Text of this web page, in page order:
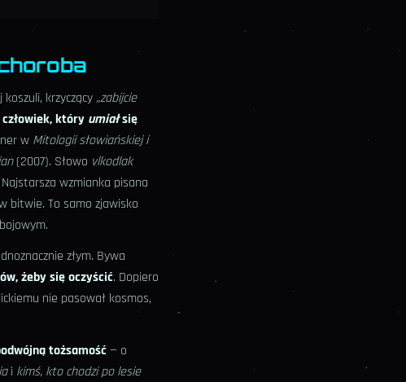
krzyczący „zabijcie
który umiałsię
w Mitologii słowiańskiej i
(2007). Słowo vlkodlak
Najstarsza wzmianka pisana
bitwie. To samo zjawisko
złym. Bywa
żeby się oczyścić. Dopiero
nie pasował kosmos,
tożsamość — o
i kimś, kto chodzi po lesie